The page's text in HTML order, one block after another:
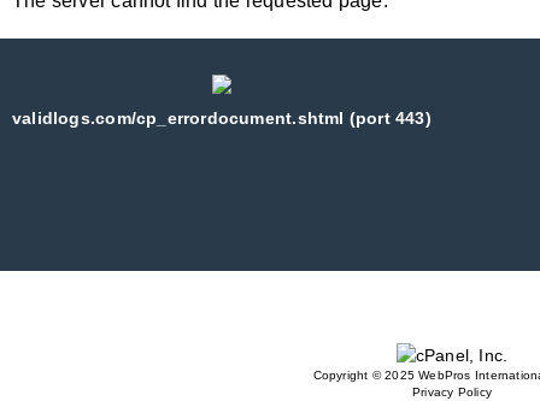
validlogs.com/cp_errordocument.shtml (port 443)
Copyright © 2025 WebPros
Privacy Policy